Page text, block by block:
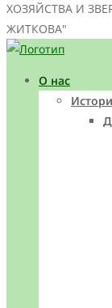
ХОЗЯЙСТВА И
ЖИТКОВА"
О нас